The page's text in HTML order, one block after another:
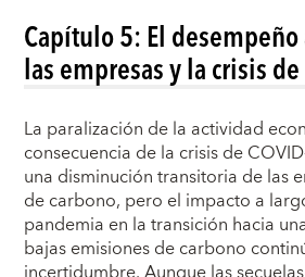
Capítulo 5: El
las empresas y la crisis de
La paralización de la actividad
consecuencia de la crisis de
una disminución transitoria de las
de carbono, pero el impacto a
pandemia en la transición hacia
bajas emisiones de carbono